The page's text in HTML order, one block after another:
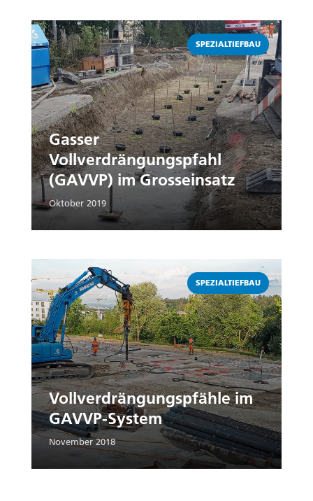
SPEZIALTIEFBAU
Gasser
Vollverdrängungspfahl
(GAVVP) im Grosseinsatz
Oktober 2019
Weiterlesen
SPEZIALTIEFBAU
Vollverdrängungspfähle im
GAVVP-System
November 2018
Weiterlesen